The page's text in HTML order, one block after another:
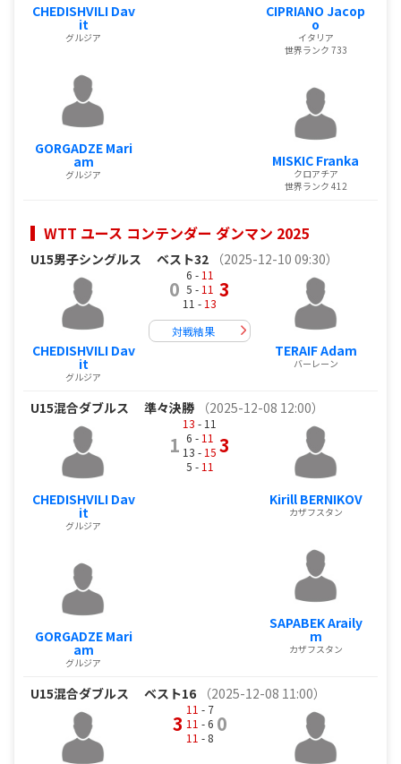
CHEDISHVILI Dav
it
グルジア
GORGADZE Mari
am
グルジア
CIPRIANO Jacop
o
イタリア
世界ランク 733
MISKIC Franka
クロアチア
世界ランク 412
WTT ユース コンテンダー ダンマン 2025
U15男子シングルス ベスト32 （2025-12-10 09:30）
CHEDISHVILI Dav
it
グルジア
0
6 - 11
5 - 11
11 - 13
3
対戦結果
TERAIF Adam
バーレーン
U15混合ダブルス 準々決勝 （2025-12-08 12:00）
CHEDISHVILI Dav
it
グルジア
GORGADZE Mari
am
グルジア
1
13 - 11
6 - 11
13 - 15
5 - 11
3
Kirill BERNIKOV
カザフスタン
SAPABEK Araily
m
カザフスタン
U15混合ダブルス ベスト16 （2025-12-08 11:00）
3
11 - 7
11 - 6
11 - 8
0